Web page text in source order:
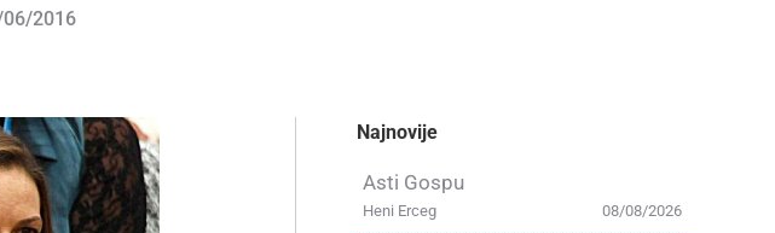
2016
Najnovije
Asti Gospu
08/08/2026
Heni Erceg